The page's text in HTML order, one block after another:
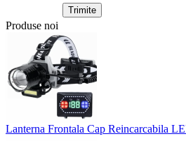
Produse noi
Lanterna Frontala Cap Reincarcabila